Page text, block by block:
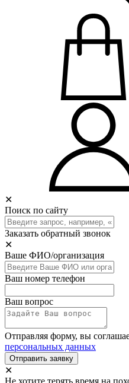
✕
Поиск по сайту
Заказать обратный звонок
✕
Ваше ФИО/организация
Ваш номер телефон
Ваш вопрос
Отправляя форму, вы
персональных данных
Отправить заявку
✕
Не хотите терять время на